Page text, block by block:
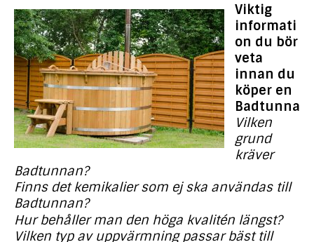
Viktig
informati
on du bör
veta
innan du
köper en
Badtunna
Vilken
grund
kräver
Badtunnan?
Finns det kemikalier som ej ska användas till
Badtunnan?
Hur behåller man den höga kvalitén längst?
Vilken typ av uppvärmning passar bäst till